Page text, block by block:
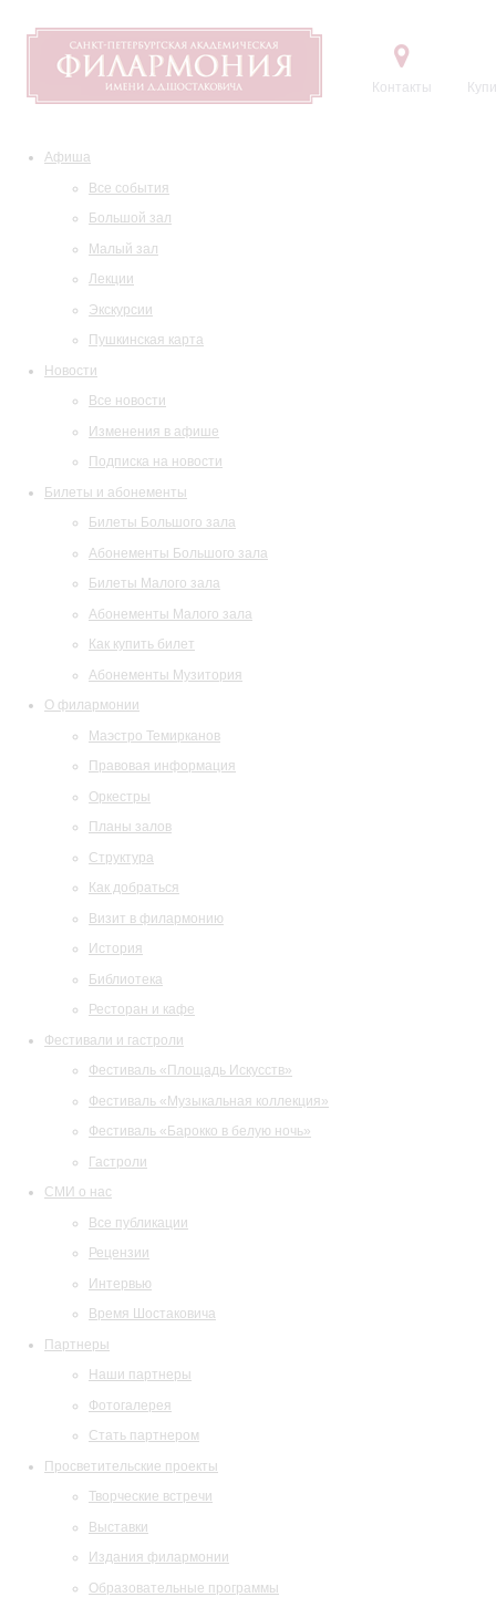
Контакты
Афиша
Все события
Большой зал
Малый зал
Лекции
Экскурсии
Пушкинская карта
Новости
Все новости
Изменения в афише
Подписка на новости
Билеты и абонементы
Билеты Большого зала
Абонементы Большого зала
Билеты Малого зала
Абонементы Малого зала
Как купить билет
Абонементы Музитория
О филармонии
Маэстро Темирканов
Правовая информация
Оркестры
Планы залов
Структура
Как добраться
Визит в филармонию
История
Библиотека
Ресторан и кафе
Фестивали и гастроли
Фестиваль «Площадь Искусств»
Фестиваль «Музыкальная коллекция»
Фестиваль «Барокко в белую ночь»
Гастроли
СМИ о нас
Все публикации
Рецензии
Интервью
Время Шостаковича
Партнеры
Наши партнеры
Фотогалерея
Стать партнером
Просветительские проекты
Творческие встречи
Выставки
Издания филармонии
Образовательные программы